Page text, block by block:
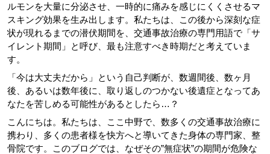
ルモンを大量に分泌させ、一時的に痛みを感じにくくさせるマ
スキング効果を生み出します。私たちは、この後から深刻な症
状が現れるまでの潜伏期間を、交通事故治療の専門用語で「サ
イレント期間」と呼び、最も注意すべき時期だと考えていま
す。
「今は大丈夫だから」という自己判断が、数週間後、数ヶ月
後、あるいは数年後に、取り返しのつかない後遺症となってあ
なたを苦しめる可能性があるとしたら…？
こんにちは。私たちは、ここ中野で、数多くの交通事故治療に
携わり、多くの患者様を快方へと導いてきた身体の専門家、整
骨院です。このブログでは、なぜその”無症状”の期間が危険な